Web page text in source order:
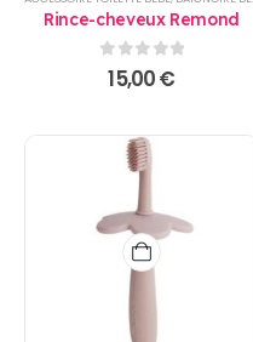
Rince-cheveux Remond
0sur 5
15,00€